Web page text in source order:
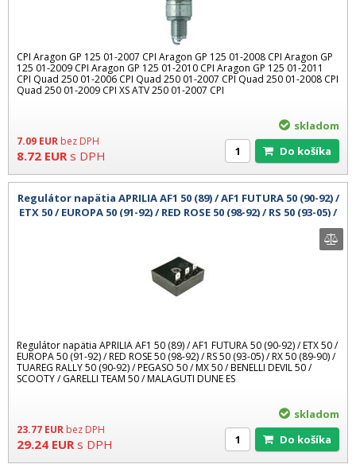
CPI Aragon GP 125 01-2007 CPI Aragon GP 125 01-2008 CPI Aragon GP
125 01-2009 CPI Aragon GP 125 01-2010 CPI Aragon GP 125 01-2011
CPI Quad 250 01-2006 CPI Quad 250 01-2007 CPI Quad 250 01-2008 CPI
Quad 250 01-2009 CPI XS ATV 250 01-2007 CPI
7.09 EUR bez DPH
8.72 EUR s DPH
skladom
Do košíka
Regulátor napätia APRILIA AF1 50 (89) / AF1 FUTURA 50 (90-92) /
ETX 50 / EUROPA 50 (91-92) / RED ROSE 50 (98-92) / RS 50 (93-05) /
Regulátor napätia APRILIA AF1 50 (89) / AF1 FUTURA 50 (90-92) / ETX 50 /
EUROPA 50 (91-92) / RED ROSE 50 (98-92) / RS 50 (93-05) / RX 50 (89-90) /
TUAREG RALLY 50 (90-92) / PEGASO 50 / MX 50 / BENELLI DEVIL 50 /
SCOOTY / GARELLI TEAM 50 / MALAGUTI DUNE ES
23.77 EUR bez DPH
29.24 EUR s DPH
skladom
Do košíka